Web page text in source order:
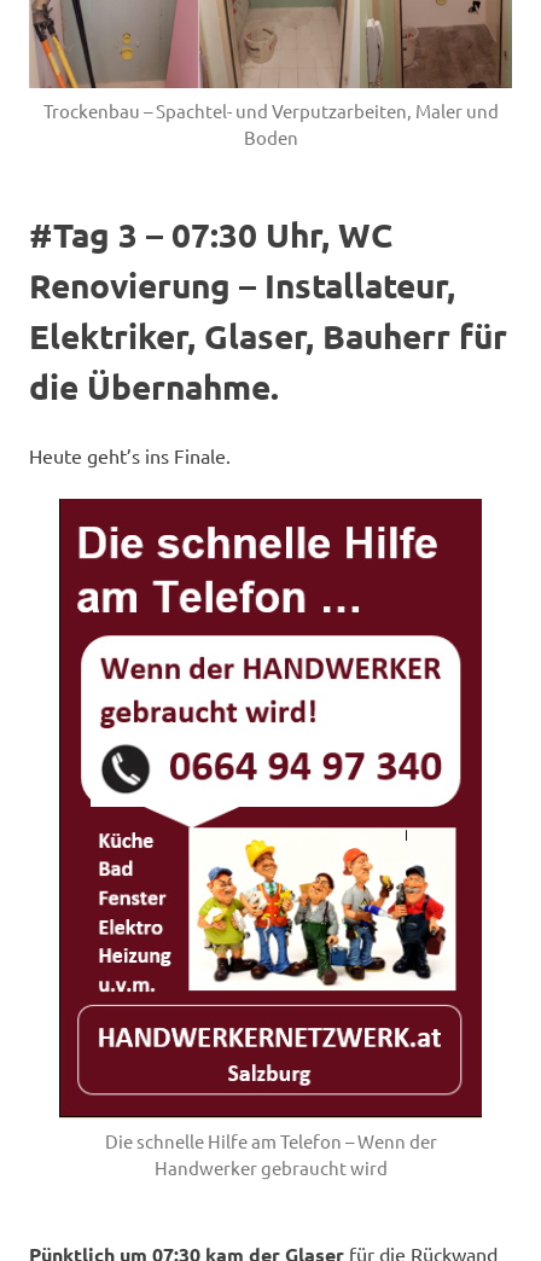
Trockenbau – Spachtel- und Verputzarbeiten, Maler und
Boden
#Tag 3 – 07:30 Uhr, WC
Renovierung – Installateur,
Elektriker, Glaser, Bauherr für
die Übernahme.
Heute geht’s ins Finale.
Die schnelle Hilfe am Telefon – Wenn der
Handwerker gebraucht wird
Pünktlich um 07:30 kam der Glaser für die Rückwand